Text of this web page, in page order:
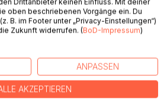
Drittanbieter keinen Einfluss. Mit deiner
oben beschriebenen Vorgänge ein. Du
B. im Footer unter „Privacy-Einstellungen“)
Zukunft widerrufen. (BoD-Impressum)
ANPASSEN
AKZEPTIEREN